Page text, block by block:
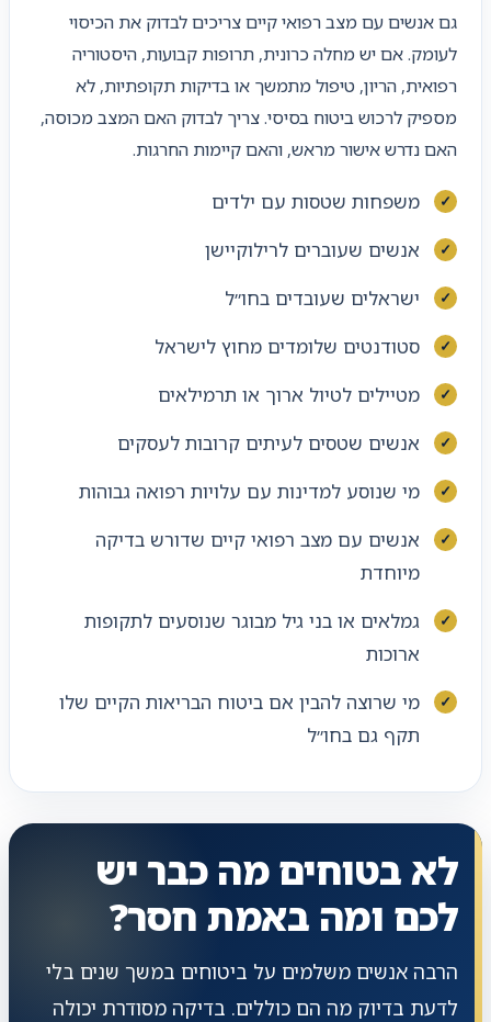
גם אנשים עם מצב רפואי קיים צריכים לבדוק את הכיסוי
לעומק. אם יש מחלה כרונית, תרופות קבועות, היסטוריה
רפואית, הריון, טיפול מתמשך או בדיקות תקופתיות, לא
מספיק לרכוש ביטוח בסיסי. צריך לבדוק האם המצב מכוסה,
האם נדרש אישור מראש, והאם קיימות החרגות.
משפחות שטסות עם ילדים
אנשים שעוברים לרילוקיישן
ישראלים שעובדים בחו״ל
סטודנטים שלומדים מחוץ לישראל
מטיילים לטיול ארוך או תרמילאים
אנשים שטסים לעיתים קרובות לעסקים
מי שנוסע למדינות עם עלויות רפואה גבוהות
אנשים עם מצב רפואי קיים שדורש בדיקה
מיוחדת
גמלאים או בני גיל מבוגר שנוסעים לתקופות
ארוכות
מי שרוצה להבין אם ביטוח הבריאות הקיים שלו
תקף גם בחו״ל
לא בטוחים מה כבר יש
לכם ומה באמת חסר?
הרבה אנשים משלמים על ביטוחים במשך שנים בלי
לדעת בדיוק מה הם כוללים. בדיקה מסודרת יכולה